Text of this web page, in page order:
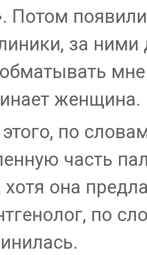
Потом
за ними
женщина.
по
часть
хотя она
по